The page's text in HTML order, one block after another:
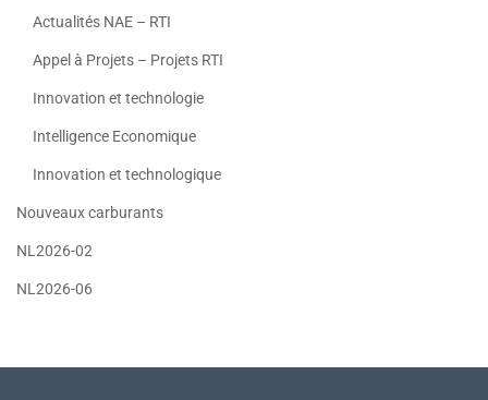
Actualités NAE – RTI
Appel à Projets – Projets RTI
Innovation et technologie
Intelligence Economique
Innovation et technologique
Nouveaux carburants
NL2026-02
NL2026-06